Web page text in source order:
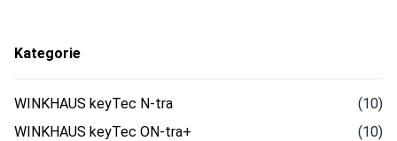
Kategorie
WINKHAUS keyTec N-tra
(10)
WINKHAUS keyTec ON-tra+
(10)